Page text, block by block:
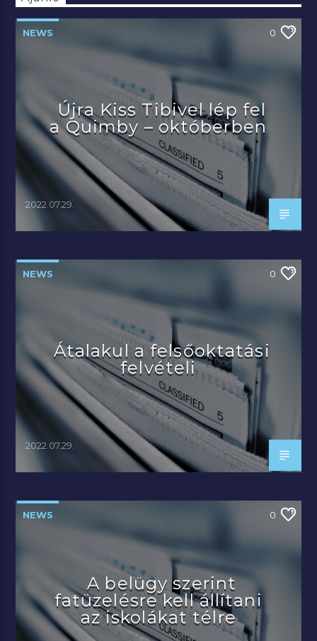
NEWS 0
Újra Kiss Tibivel lép fel
a Quimby – októberben
2022.07.29.
NEWS 0
Átalakul a felsőoktatási
felvételi
2022.07.29.
NEWS 0
A belügy szerint
fatüzelésre kell állítani
az iskolákat télre